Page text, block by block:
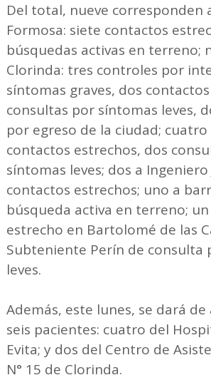
Del total, nueve corresponden
Formosa: siete contactos
búsquedas activas en terreno;
Clorinda: tres controles por
síntomas graves, dos
consultas por síntomas leves,
por egreso de la ciudad; cuatro
contactos estrechos, dos
síntomas leves; dos a Ingeniero
contactos estrechos; uno a
búsqueda activa en terreno;
estrecho en Bartolomé de las
Subteniente Perín de consulta
leves.
Además, este lunes, se dará
seis pacientes: cuatro del
Evita; y dos del Centro de
N° 15 de Clorinda.